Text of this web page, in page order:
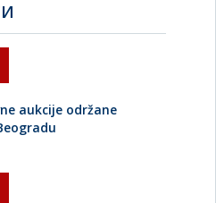
aukcije održane